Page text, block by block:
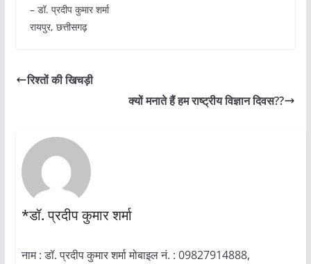
– डॉ. प्रदीप कुमार शर्मा
रायपुर, छत्तीसगढ़
रिश्तों की खिचड़ी
क्यों मनाते हैं हम राष्ट्रीय विज्ञान दिवस??
*डॉ. प्रदीप कुमार शर्मा
नाम : डॉ. प्रदीप कुमार शर्मा मोबाइल नं. : 09827914888,